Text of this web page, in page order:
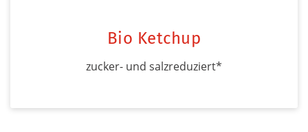
Bio Ketchup
zucker- und salzreduziert*